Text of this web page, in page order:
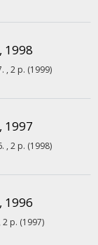
1998
, 2 p. (1999)
1997
, 2 p. (1998)
1996
2 p. (1997)